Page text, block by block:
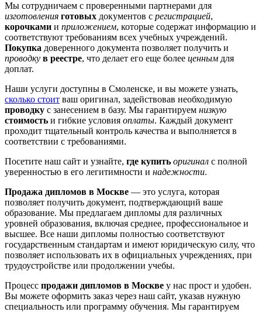
Мы сотрудничаем с проверенными партнерами для
изготовления готовых документов с регистрацией,
корочками и приложением, которые содержат информацию и
соответствуют требованиям всех учебных учреждений.
Покупка доверенного документа позволяет получить и
проводку в реестре, что делает его еще более ценным для
доплат.
Наши услуги доступны в Смоленске, и вы можете узнать,
сколько стоит ваш оригинал, задействовав необходимую
проводку с занесением в базу. Мы гарантируем низкую
стоимость и гибкие условия оплаты. Каждый документ
проходит тщательный контроль качества и выполняется в
соответствии с требованиями.
Посетите наш сайт и узнайте, где купить оригинал с полной
уверенностью в его легитимности и надежности.
Продажа дипломов в Москве — это услуга, которая
позволяет получить документ, подтверждающий ваше
образование. Мы предлагаем дипломы для различных
уровней образования, включая среднее, профессиональное и
высшее. Все наши дипломы полностью соответствуют
государственным стандартам и имеют юридическую силу, что
позволяет использовать их в официальных учреждениях, при
трудоустройстве или продолжении учебы.
Процесс продажи дипломов в Москве у нас прост и удобен.
Вы можете оформить заказ через наш сайт, указав нужную
специальность или программу обучения. Мы гарантируем